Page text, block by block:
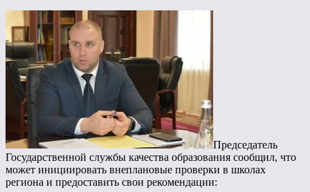
Председатель
Государственной службы качества образования сообщил, что
может инициировать внеплановые проверки в школах
региона и предоставить свои рекомендации: